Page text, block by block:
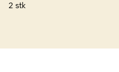
2 stk